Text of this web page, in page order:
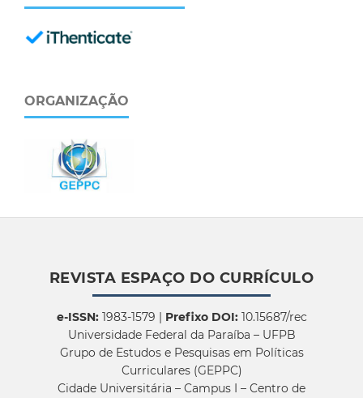
ORGANIZAÇÃO
REVISTA ESPAÇO DO CURRÍCULO
e-ISSN:1983-1579 | Prefixo DOI:10.15687/rec
Universidade Federal da Paraíba – UFPB
Grupo de Estudos e Pesquisas em Políticas
Curriculares (GEPPC)
Cidade Universitária – Campus I – Centro de